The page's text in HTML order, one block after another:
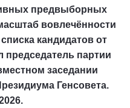
предвыборных
вовлечённости
кандидатов от
партии
заседании
Генсовета.